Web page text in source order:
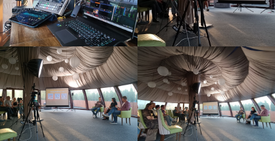
УСЛУГИ
BROADCASTSTUDIO